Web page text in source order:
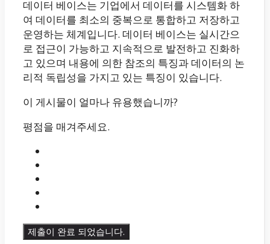
데이터 베이스는 기업에서 데이터를 시스템화 하
여 데이터를 최소의 중복으로 통합하고 저장하고
운영하는 체계입니다. 데이터 베이스는 실시간으
로 접근이 가능하고 지속적으로 발전하고 진화하
고 있으며 내용에 의한 참조의 특징과 데이터의 논
리적 독립성을 가지고 있는 특징이 있습니다.
이 게시물이 얼마나 유용했습니까?
평점을 매겨주세요.
제출이 완료 되었습니다.